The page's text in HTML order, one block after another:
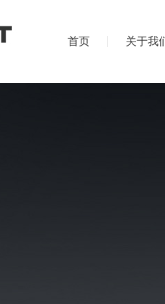
首页 关于我